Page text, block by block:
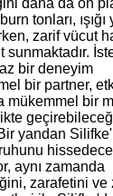
tonları, ışığı
zarif vücut
bir deneyim
bir partner,
mükemmel bir
yandan
aynı zamanda
zarafetini ve